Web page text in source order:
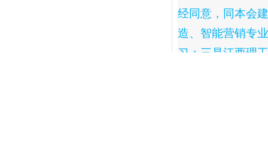
经同意，同本会
造、智能营销专
习；三是江西理